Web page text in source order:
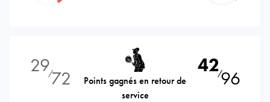
29⁄72
Points gagnés en retour de
service
42⁄96